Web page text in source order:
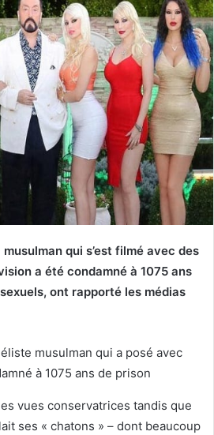
qui s’est filmé avec des
a été condamné à 1075 ans
ont rapporté les médias
vues conservatrices tandis que
ses « chatons » – dont beaucoup